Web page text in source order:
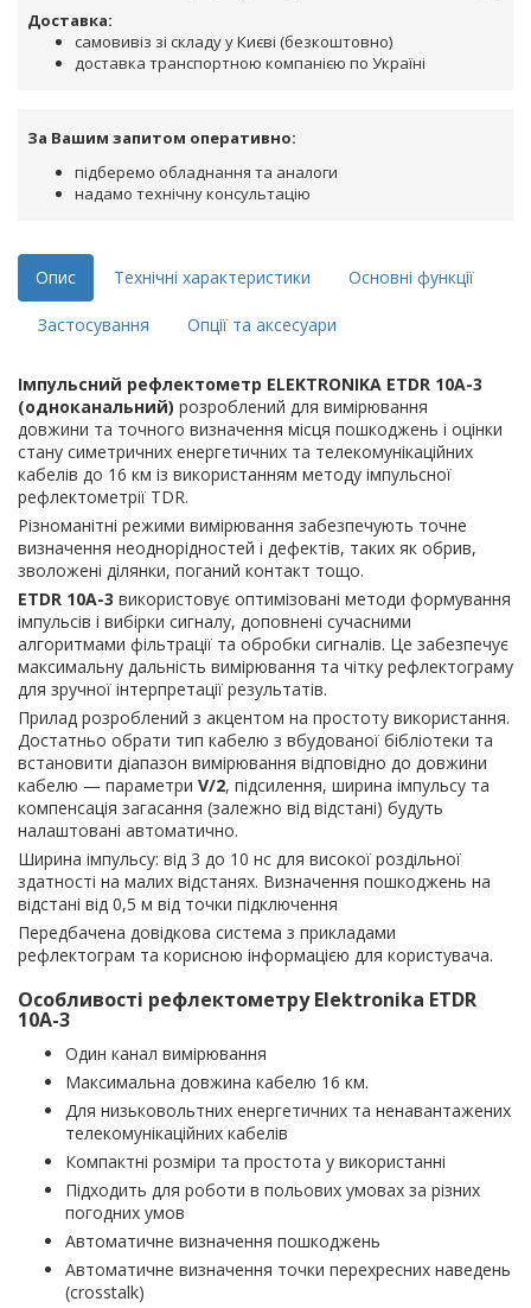
Доставка:
самовивіз зі складу у Києві (безкоштовно)
доставка транспортною компанією по Україні
За Вашим запитом оперативно:
підберемо обладнання та аналоги
надамо технічну консультацію
Опис Технічні характеристики Основні функції
Застосування Опції та аксесуари
Імпульсний рефлектометр ELEKTRONIKA ETDR 10A-3
(одноканальний) розроблений для вимірювання
довжини та точного визначення місця пошкоджень і оцінки
стану симетричних енергетичних та телекомунікаційних
кабелів до 16 км із використанням методу імпульсної
рефлектометрії TDR.
Різноманітні режими вимірювання забезпечують точне
визначення неоднорідностей і дефектів, таких як обрив,
зволожені ділянки, поганий контакт тощо.
ETDR 10A-3 використовує оптимізовані методи формування
імпульсів і вибірки сигналу, доповнені сучасними
алгоритмами фільтрації та обробки сигналів. Це забезпечує
максимальну дальність вимірювання та чітку рефлектограму
для зручної інтерпретації результатів.
Прилад розроблений з акцентом на простоту використання.
Достатньо обрати тип кабелю з вбудованої бібліотеки та
встановити діапазон вимірювання відповідно до довжини
кабелю — параметри V/2, підсилення, ширина імпульсу та
компенсація загасання (залежно від відстані) будуть
налаштовані автоматично.
Ширина імпульсу: від 3 до 10 нс для високої роздільної
здатності на малих відстанях. Визначення пошкоджень на
відстані від 0,5 м від точки підключення
Передбачена довідкова система з прикладами
рефлектограм та корисною інформацією для користувача.
Особливості рефлектометру Elektronika ETDR
10A-3
Один канал вимірювання
Максимальна довжина кабелю 16 км.
Для низьковольтних енергетичних та ненавантажених
телекомунікаційних кабелів
Компактні розміри та простота у використанні
Підходить для роботи в польових умовах за різних
погодних умов
Автоматичне визначення пошкоджень
Автоматичне визначення точки перехресних наведень
(crosstalk)